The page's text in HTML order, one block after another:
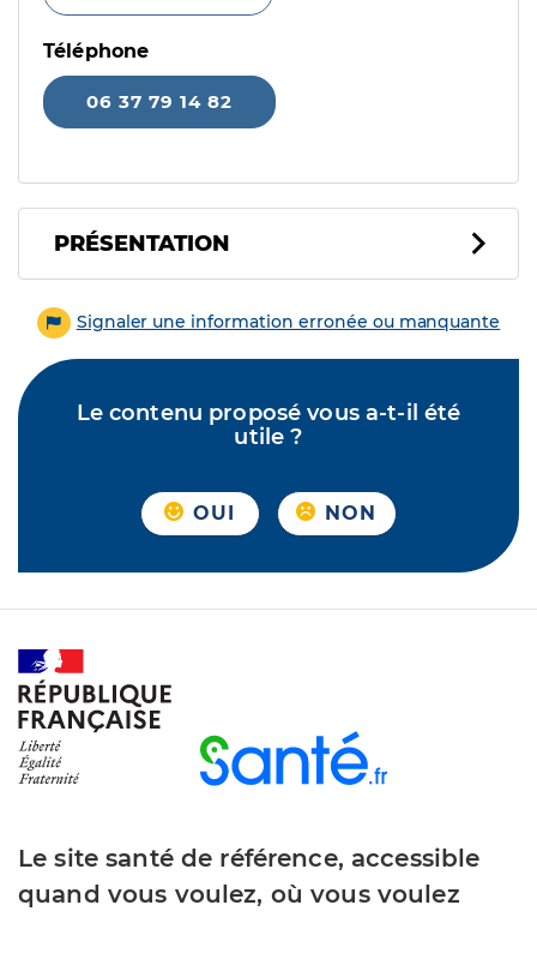
Téléphone
06 37 79 14 82
PRÉSENTATION
Signaler une information erronée ou manquante
Le contenu proposé vous a-t-il été
utile ?
OUI NON
Le site santé de référence, accessible
quand vous voulez, où vous voulez